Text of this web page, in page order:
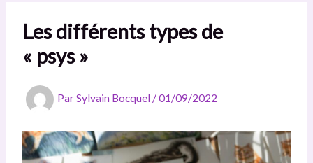
Les différents types de
« psys »
ParSylvain Bocquel /01/09/2022